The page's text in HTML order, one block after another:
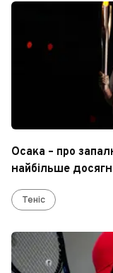
Осака – про
найбільше
Теніс